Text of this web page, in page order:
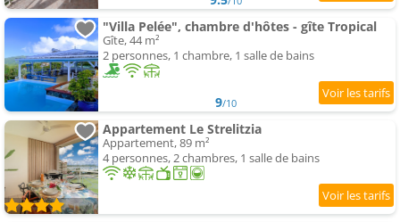
"Villa Pelée", chambre d'hôtes - gîte Tropical
Gîte, 44 m²
2 personnes, 1 chambre, 1 salle de bains
9/10
Appartement Le Strelitzia
Appartement, 89 m²
4 personnes, 2 chambres, 1 salle de bains